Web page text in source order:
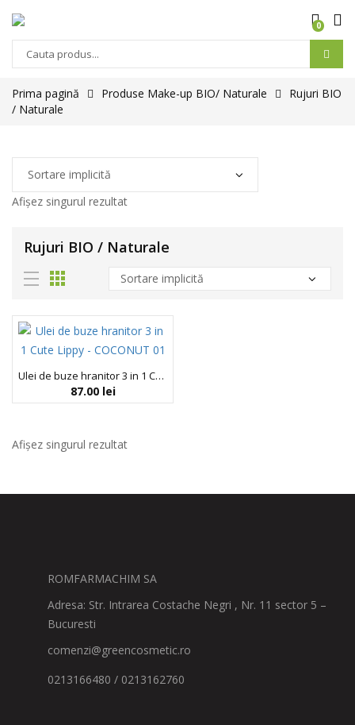
0
Prima pagină Produse Make-up BIO/ Naturale
Rujuri BIO
/ Naturale
Afișez singurul rezultat
Rujuri BIO / Naturale
Ulei de buze hranitor 3 in 1 Cute Lippy – COCONUT 01, Blondesister, 2,5 ml
87.00 lei
Afișez singurul rezultat
ROMFARMACHIM SA
Adresa: Str. Intrarea Costache Negri , Nr. 11 sector 5 –
Bucuresti
comenzi@greencosmetic.ro
0213166480 / 0213162760